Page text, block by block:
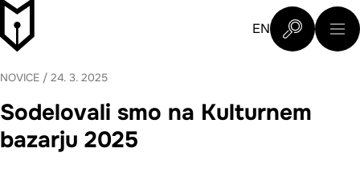
Preskoči na glavno vsebino
Slovenski šolski muzej
EN
Poišči na
NOVICE / 24. 3. 2025
Sodelovali smo na Kulturnem
bazarju 2025